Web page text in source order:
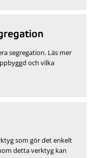
segregation. Läs mer
och vilka
som gör det enkelt
detta verktyg kan